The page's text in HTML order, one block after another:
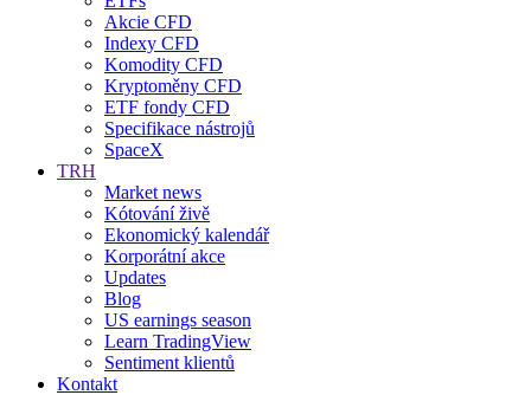
Akcie CFD
Indexy CFD
Komodity CFD
Kryptoměny CFD
ETF fondy CFD
Specifikace nástrojů
SpaceX
TRH
Market news
Kótování živě
Ekonomický kalendář
Korporátní akce
Updates
Blog
US earnings season
Learn TradingView
Sentiment klientů
Kontakt